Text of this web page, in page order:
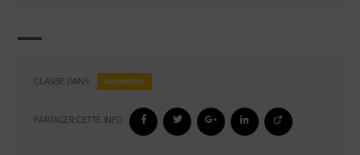
CLASSÉ DANS : Animation
PARTAGER CETTE INFO :